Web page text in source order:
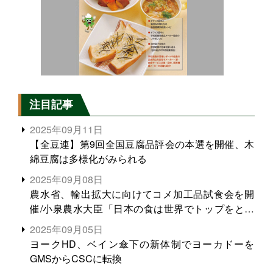
注目記事
2025年09月11日
【全豆連】第9回全国豆腐品評会の本選を開催、木
綿豆腐は多様化がみられる
2025年09月08日
農水省、輸出拡大に向けてコメ加工品試食会を開
催/小泉農水大臣「日本の食は世界でトップをとれ
る。米増産に向けて、米輸出需要の拡大を」
2025年09月05日
ヨークHD、ベイン傘下の新体制でヨーカドーを
GMSからCSCに転換